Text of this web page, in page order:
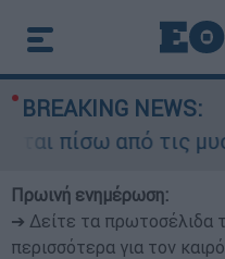
BREAKING NEWS:
πίσω από τις
Πρωινή ενημέρωση:
➔ Δείτε τα πρωτοσέλιδα
περισσότερα για τον